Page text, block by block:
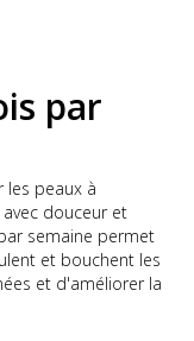
par
les peaux à
douceur et
semaine permet
et bouchent les
et d'améliorer la